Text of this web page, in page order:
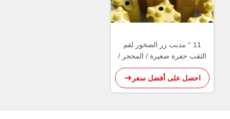
11 ° مدبب زر الصخور لقم
الثقب حفرة صغيرة / المحجر /
نفق حفر البدلاء
احصل على أفضل سعر